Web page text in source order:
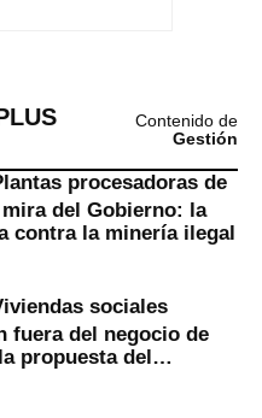
Contenido de
Gestión
procesadoras de
del Gobierno: la
contra la minería ilegal
sociales
fuera del negocio de
propuesta del